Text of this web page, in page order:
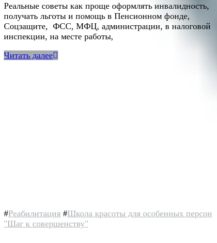
Реальные советы как проще оформлять инвалидность,
получать льготы и помощь в Пенсионном фонде,
Соцзащите, ФСС, МФЦ, администрации, в налоговой
инспекции, на месте работы,
Читать далее
#Реабилитация #Школа красоты для особенных персон
"Шаг к совершенству"